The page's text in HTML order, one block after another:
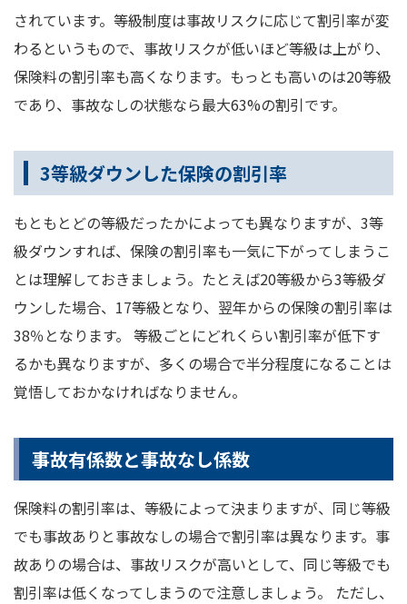
されています。等級制度は事故リスクに応じて割引率が変
わるというもので、事故リスクが低いほど等級は上がり、
保険料の割引率も高くなります。もっとも高いのは20等級
であり、事故なしの状態なら最大63%の割引です。
3等級ダウンした保険の割引率
もともとどの等級だったかによっても異なりますが、3等
級ダウンすれば、保険の割引率も一気に下がってしまうこ
とは理解しておきましょう。たとえば20等級から3等級ダ
ウンした場合、17等級となり、翌年からの保険の割引率は
38％となります。 等級ごとにどれくらい割引率が低下す
るかも異なりますが、多くの場合で半分程度になることは
覚悟しておかなければなりません。
事故有係数と事故なし係数
保険料の割引率は、等級によって決まりますが、同じ等級
でも事故ありと事故なしの場合で割引率は異なります。事
故ありの場合は、事故リスクが高いとして、同じ等級でも
割引率は低くなってしまうので注意しましょう。 ただし、